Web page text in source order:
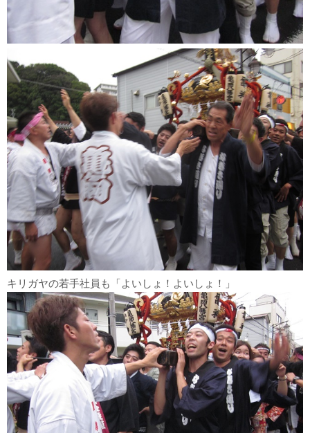
キリガヤの若手社員も「よいしょ！よいしょ！」